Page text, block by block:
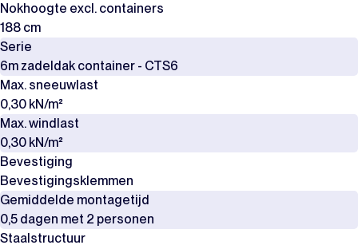
Nokhoogte excl. containers
188 cm
Serie
6m zadeldak container - CTS6
Max. sneeuwlast
0,30 kN/m²
Max. windlast
0,30 kN/m²
Bevestiging
Bevestigingsklemmen
Gemiddelde montagetijd
0,5 dagen met 2 personen
Staalstructuur